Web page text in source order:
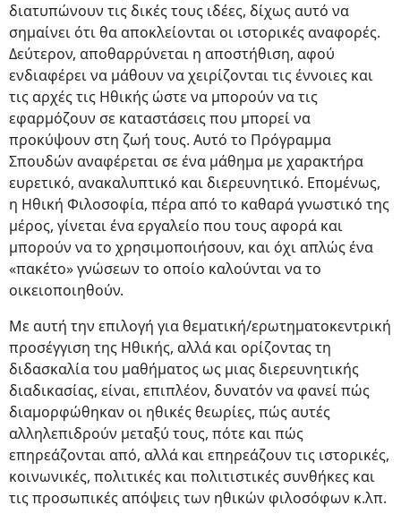
διατυπώνουν τις δικές τους ιδέες, δίχως αυτό να
σημαίνει ότι θα αποκλείονται οι ιστορικές αναφορές.
Δεύτερον, αποθαρρύνεται η αποστήθιση, αφού
ενδιαφέρει να μάθουν να χειρίζονται τις έννοιες και
τις αρχές τις Ηθικής ώστε να μπορούν να τις
εφαρμόζουν σε καταστάσεις που μπορεί να
προκύψουν στη ζωή τους. Αυτό το Πρόγραμμα
Σπουδών αναφέρεται σε ένα μάθημα με χαρακτήρα
ευρετικό, ανακαλυπτικό και διερευνητικό. Επομένως,
η Ηθική Φιλοσοφία, πέρα από το καθαρά γνωστικό της
μέρος, γίνεται ένα εργαλείο που τους αφορά και
μπορούν να το χρησιμοποιήσουν, και όχι απλώς ένα
«πακέτο» γνώσεων το οποίο καλούνται να το
οικειοποιηθούν.
Με αυτή την επιλογή για θεματική/ερωτηματοκεντρική
προσέγγιση της Ηθικής, αλλά και ορίζοντας τη
διδασκαλία του μαθήματος ως μιας διερευνητικής
διαδικασίας, είναι, επιπλέον, δυνατόν να φανεί πώς
διαμορφώθηκαν οι ηθικές θεωρίες, πώς αυτές
αλληλεπιδρούν μεταξύ τους, πότε και πώς
επηρεάζονται από, αλλά και επηρεάζουν τις ιστορικές,
κοινωνικές, πολιτικές και πολιτιστικές συνθήκες και
τις προσωπικές απόψεις των ηθικών φιλοσόφων κ.λπ.